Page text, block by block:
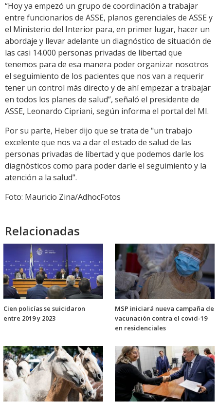
“Hoy ya empezó un grupo de coordinación a trabajar
entre funcionarios de ASSE, planos gerenciales de ASSE y
el Ministerio del Interior para, en primer lugar, hacer un
abordaje y llevar adelante un diagnóstico de situación de
las casi 14.000 personas privadas de libertad que
tenemos para de esa manera poder organizar nosotros
el seguimiento de los pacientes que nos van a requerir
tener un control más directo y de ahí empezar a trabajar
en todos los planes de salud”, señaló el presidente de
ASSE, Leonardo Cipriani, según informa el portal del MI.
Por su parte, Heber dijo que se trata de "un trabajo
excelente que nos va a dar el estado de salud de las
personas privadas de libertad y que podemos darle los
diagnósticos como para poder darle el seguimiento y la
atención a la salud".
Foto: Mauricio Zina/AdhocFotos
Relacionadas
Cien policías se suicidaron
entre 2019 y 2023
MSP iniciará nueva campaña de
vacunación contra el covid-19
en residenciales